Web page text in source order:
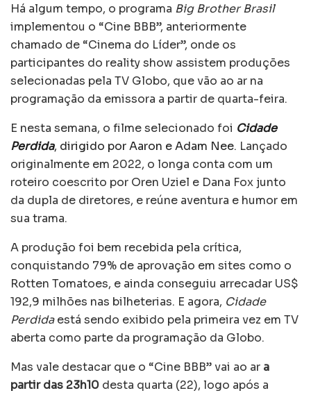
Há algum tempo, o programa Big Brother Brasil
implementou o “Cine BBB”, anteriormente
chamado de “Cinema do Líder”, onde os
participantes do reality show assistem produções
selecionadas pela TV Globo, que vão ao ar na
programação da emissora a partir de quarta-feira.
E nesta semana, o filme selecionado foi Cidade
Perdida, dirigido por Aaron e Adam Nee. Lançado
originalmente em 2022, o longa conta com um
roteiro coescrito por Oren Uziel e Dana Fox junto
da dupla de diretores, e reúne aventura e humor em
sua trama.
A produção foi bem recebida pela crítica,
conquistando 79% de aprovação em sites como o
Rotten Tomatoes, e ainda conseguiu arrecadar US$
192,9 milhões nas bilheterias. E agora, Cidade
Perdidaestá sendo exibido pela primeira vez em TV
aberta como parte da programação da Globo.
Mas vale destacar que o “Cine BBB” vai ao ar a
partir das 23h10 desta quarta (22), logo após a